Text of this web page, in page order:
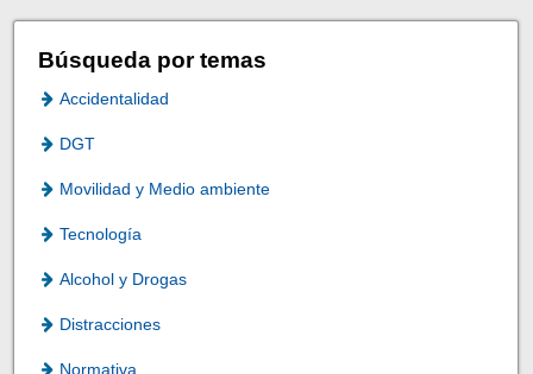
Búsqueda por temas
Accidentalidad
DGT
Movilidad y Medio ambiente
Tecnología
Alcohol y Drogas
Distracciones
Normativa